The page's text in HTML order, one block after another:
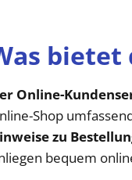
bietet
Online-
Shop
zu
bequem